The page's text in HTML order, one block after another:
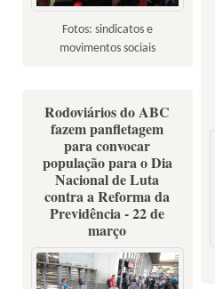
Fotos: sindicatos e
movimentos sociais
Rodoviários do ABC
fazem panfletagem
para convocar
população para o Dia
Nacional de Luta
contra a Reforma da
Previdência - 22 de
março